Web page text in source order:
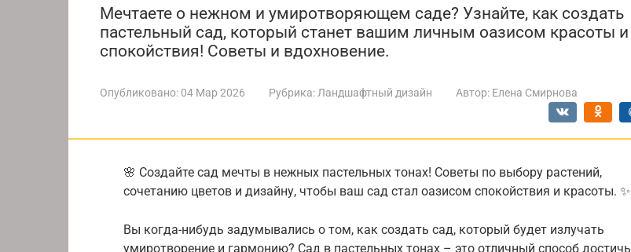
Мечтаете о нежном и умиротворяющем саде? Узнайте, как создать
пастельный сад, который станет вашим личным оазисом красоты и
спокойствия! Советы и вдохновение.
Опубликовано: 04 Мар 2026 Рубрика: Ландшафтный дизайн Автор: Елена Смирнова
🌸 Создайте сад мечты в нежных пастельных тонах! Советы по выбору растений,
сочетанию цветов и дизайну, чтобы ваш сад стал оазисом спокойствия и красоты. ✨
Вы когда-нибудь задумывались о том, как создать сад, который будет излучать
умиротворение и гармонию? Сад в пастельных тонах – это отличный способ достичь